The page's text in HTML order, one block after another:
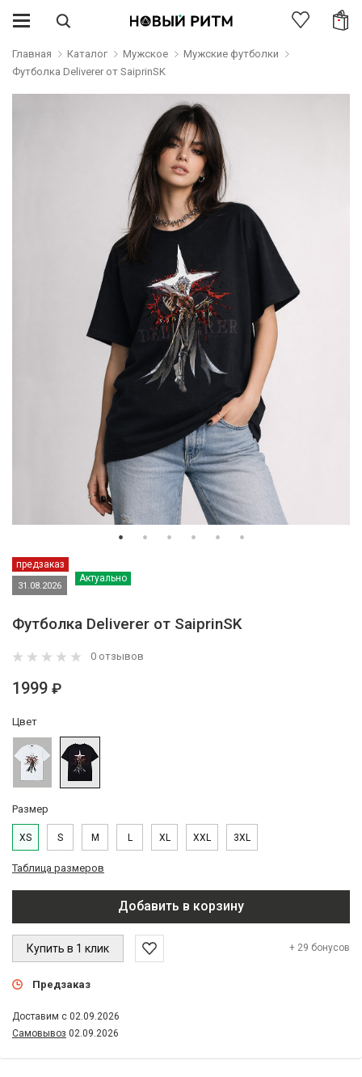
Главная Каталог Мужское
Мужские футболки
Футболка Deliverer от SaiprinSK
предзаказ
31.08.2026
Актуально
Футболка Deliverer от SaiprinSK
0 отзывов
1999 ₽
Цвет
Размер
XS S M L XL XXL 3XL
Таблица размеров
Предзаказ
Доставим с 02.09.2026
Самовывоз 02.09.2026
Добавить в корзину
Купить в 1 клик + 29 бонусов